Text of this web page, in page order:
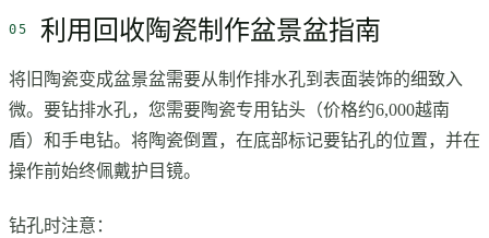
利用回收陶瓷制作盆景盆指南
将旧陶瓷变成盆景盆需要从制作排水孔到表面装饰的细致入
微。要钻排水孔，您需要陶瓷专用钻头（价格约6,000越南
盾）和手电钻。将陶瓷倒置，在底部标记要钻孔的位置，并在
操作前始终佩戴护目镜。
钻孔时注意：